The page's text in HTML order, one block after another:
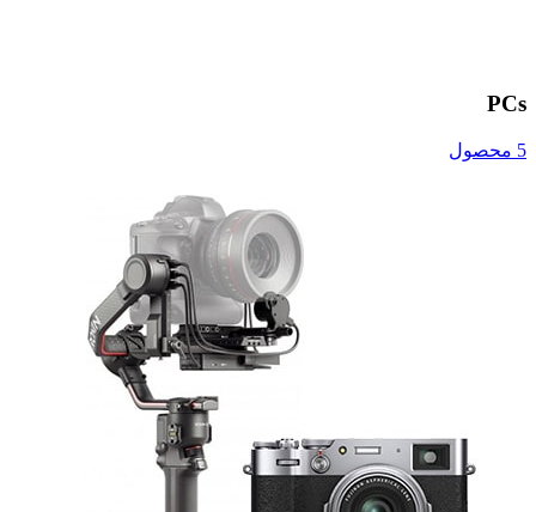
PCs
5 محصول